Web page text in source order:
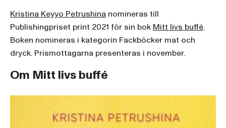
Kristina Keyyo Petrushina nomineras till
Publishingpriset print 2021 för sin bok Mitt livs buffé.
Boken nomineras i kategorin Fackböcker mat och
dryck. Prismottagarna presenteras i november.
Om Mitt livs buffé